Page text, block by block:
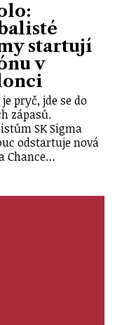
startují
v
pryč, jde se do
zápasů.
SK Sigma
odstartuje nová
Chance…